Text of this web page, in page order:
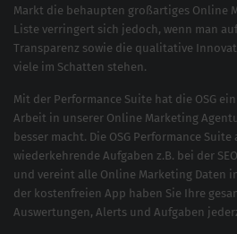
Markt die behaupten großartiges Online
Liste verringert sich jedoch, wenn man
Transparenz sowie die qualitative
viele im Schatten stehen.
Mit der Performance Suite hat die OSG
Arbeit in unserer Online Marketing
besser macht. Die OSG Performance
wiederkehrende Aufgaben z.B. bei der
und vereint alle Online Marketing Daten
der kostenfreien App haben Sie Ihre
Auswertungen, Alerts und Aufgaben